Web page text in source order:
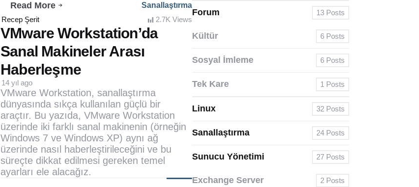
Read More
VMware
Sanal
Makineleri
Aynı
Ağa
Dahil
Etmek
(VMnet)
Sanallaştırma
Posted
by
Recep Şerit 2.7K Views
VMware Workstation’da
Sanal Makineler Arası
Haberleşme
14 yıl ago
VMware Workstation, sanallaştırma
dünyasında sıkça kullanılan güçlü bir
araçtır. Bu yazıda, VMware Workstation
üzerinde iki farklı sanal makinenin (örneğin
Windows 7 ve Windows XP) aynı ağ
üzerinde nasıl haberleştirileceğini ve bu
süreçte dikkat edilmesi gereken temel
ayarları ele alacağız.
Forum 13 Posts
Kültür 6 Posts
Sosyal İmleme 6 Posts
Tek Kare 1 Posts
Linux 32 Posts
Sanallaştırma 24 Posts
Sunucu Yönetimi 27 Posts
Exchange Server 2 Posts